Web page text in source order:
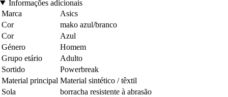
Informações adicionais
Marca
Asics
Cor
mako azul/branco
Cor
Azul
Género
Homem
Grupo etário
Adulto
Sortido
Powerbreak
Material principal Material sintético / têxtil
Sola
borracha resistente à abrasão